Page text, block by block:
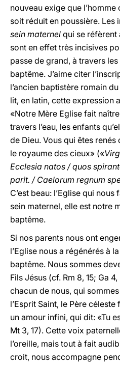
nouveau exige que
soit réduit en poussière. Les
sein maternel qui se réfèrent
sont en effet très incisives
passe de grand, à travers
baptême. J’aime citer
l’ancien baptistère romain
lit, en latin, cette expression
«Notre Mère Eglise fait
travers l’eau, les enfants
de Dieu. Vous qui êtes
le royaume des cieux» («
Ecclesia natos / quos
parit. / Caelorum regnum
C’est beau: l’Eglise qui
sein maternel, elle est notre
baptême.
Si nos parents nous ont
l’Eglise nous a régénérés à
baptême. Nous sommes
Fils Jésus (cf. Rm 8, 15; Ga
chacun de nous, qui sommes
l’Esprit Saint, le Père
un amour infini, qui dit: «Tu
Mt 3, 17). Cette voix
l’oreille, mais tout à fait
croit, nous accompagne